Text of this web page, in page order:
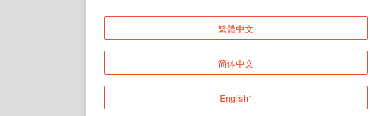
登入
返回首頁
繁體中文
简体中文
English*